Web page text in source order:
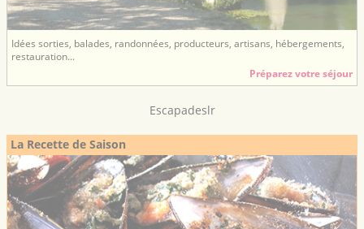
Idées sorties, balades, randonnées, producteurs, artisans, hébergements,
restauration...
Préparez votre séjour
Escapadeslr
La Recette de Saison